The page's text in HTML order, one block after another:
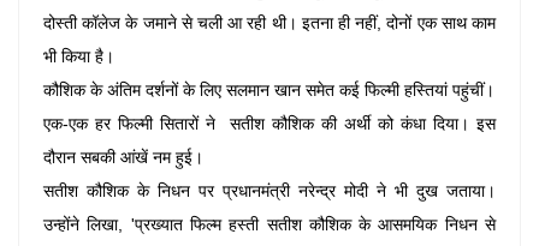
दोस्ती कॉलेज के जमाने से चली आ रही थी। इतना ही नहीं, दोनों एक साथ काम
भी किया है।
कौशिक के अंतिम दर्शनों के लिए सलमान खान समेत कई फिल्मी हस्तियां पहुंचीं।
एक-एक हर फिल्मी सितारों ने सतीश कौशिक की अर्थी को कंधा दिया। इस
दौरान सबकी आंखें नम हुई।
सतीश कौशिक के निधन पर प्रधानमंत्री नरेन्द्र मोदी ने भी दुख जताया।
उन्होंने लिखा, 'प्रख्यात फिल्म हस्ती सतीश कौशिक के आसमयिक निधन से